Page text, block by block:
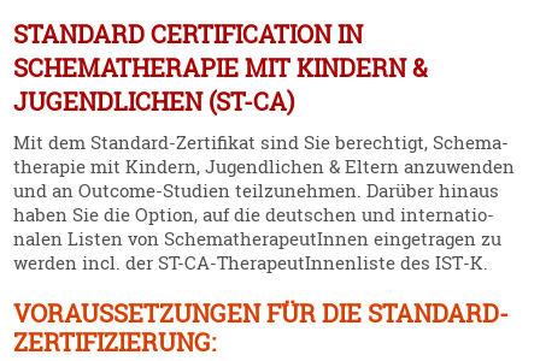
STANDARD CERTIFICATION IN
SCHEMATHERAPIE MIT KINDERN &
JUGENDLICHEN (ST-CA)
Mit dem Standard-Zerti­fikat sind Sie berechtigt, Schema­
the­rapie mit Kindern, Jugend­lichen & Eltern anzuwenden
und an Outcome-Studien teilzu­nehmen. Darüber hinaus
haben Sie die Option, auf die deutschen und inter­na­tio­
nalen Listen von Schema­the­ra­peu­tInnen einge­tragen zu
werden incl. der ST-CA-Thera­peu­tIn­nen­liste des IST‑K.
VORAUS­SET­ZUNGEN FÜR DIE STANDARD-
ZERTI­FI­ZIERUNG: